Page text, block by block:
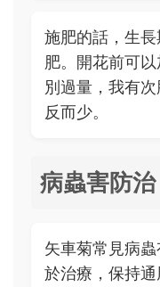
施肥的話，生
肥。開花前可
別過量，我有
反而少。
病蟲害防治
矢車菊常見病
於治療，保持通